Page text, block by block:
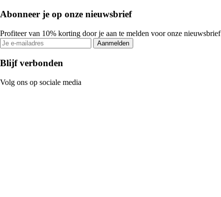
Abonneer je op onze nieuwsbrief
Profiteer van 10% korting door je aan te melden voor onze nieuwsbrief
Aanmelden
Blijf verbonden
Volg ons op sociale media